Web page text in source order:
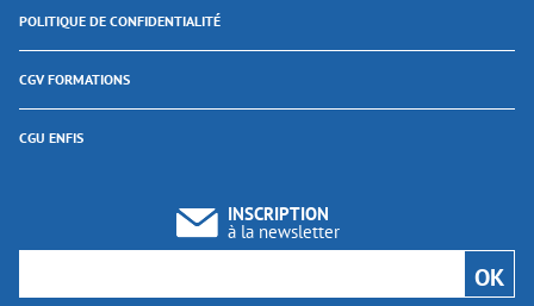
POLITIQUE DE CONFIDENTIALITÉ
CGV FORMATIONS
CGU ENFIS
INSCRIPTION
à la newsletter